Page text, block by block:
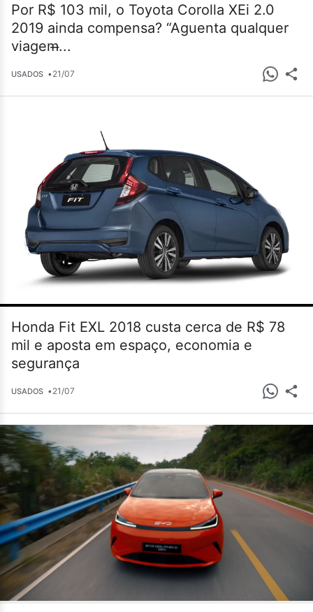
Por R$ 103 mil, o Toyota Corolla XEi 2.0
2019 ainda compensa? “Aguenta qualquer
viagem̶...
USADOS •21/07
Honda Fit EXL 2018 custa cerca de R$ 78
mil e aposta em espaço, economia e
segurança
USADOS •21/07